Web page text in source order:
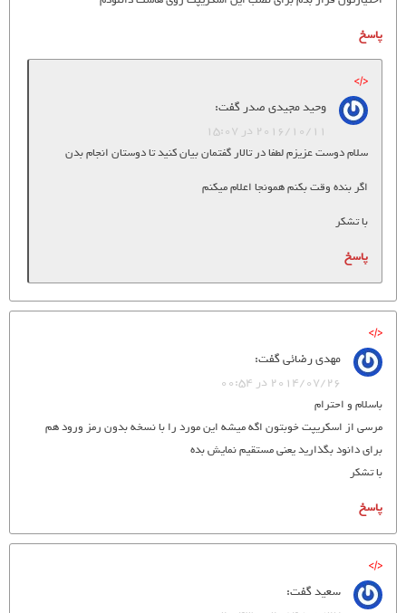
پاسخ
وحید مجیدی صدرگفت:
2016/10/11 در 15:07
سلام دوست عزیزم لطفا در تالار گفتمان بیان کنید تا دوستان انجام بدن
اگر بنده وقت بکنم همونجا اعلام میکنم
با تشکر
پاسخ
مهدی رضائیگفت:
2014/07/26 در 00:54
باسلام و احترام
مرسی از اسکریپت خوبتون اگه میشه این مورد را با نسخه بدون رمز ورود هم
برای دانود بگذارید یعنی مستقیم نمایش بده
با تشکر
پاسخ
سعیدگفت: